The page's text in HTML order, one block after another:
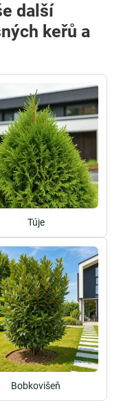
další
keřů a
Túje
Bobkovišeň